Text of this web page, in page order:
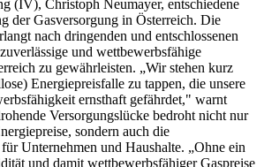
(IV), Christoph Neumayer, entschiedene
der Gasversorgung in Österreich. Die
nach dringenden und entschlossenen
und wettbewerbsfähige
zu gewährleisten. „Wir stehen kurz
Energiepreisfalle zu tappen, die unsere
ernsthaft gefährdet," warnt
Versorgungslücke bedroht nicht nur
sondern auch die
Unternehmen und Haushalte. „Ohne ein
und damit wettbewerbsfähiger Gaspreise